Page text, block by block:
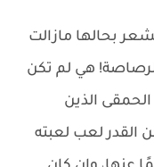
بحالها مازالت
هي لم تكن
الذين
القدر لعب لعبته